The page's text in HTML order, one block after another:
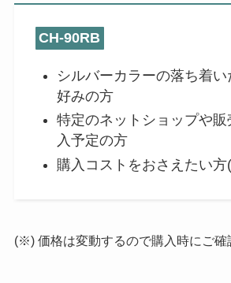
CH-90RB
シルバーカラーの落ち着
好みの方
特定のネットショップや
入予定の方
購入コストをおさえたい
(※) 価格は変動するので購入時にご確